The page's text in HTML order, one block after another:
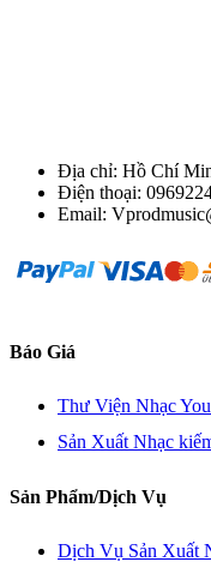
Địa chỉ: Hồ Chí
Điện thoại:
Email:
Báo Giá
Thư Viện Nhạc
Sản Xuất Nhạc
Sản Phẩm/Dịch Vụ
Dịch Vụ Sản Xuất